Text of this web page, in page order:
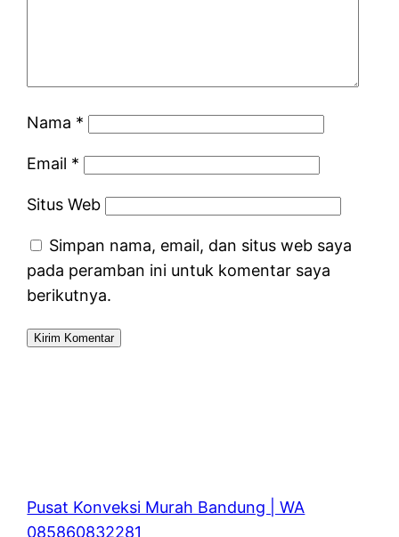
Nama *
Email *
Situs Web
Simpan nama, email, dan situs web saya
pada peramban ini untuk komentar saya
berikutnya.
Pusat Konveksi Murah Bandung | WA
085860832281